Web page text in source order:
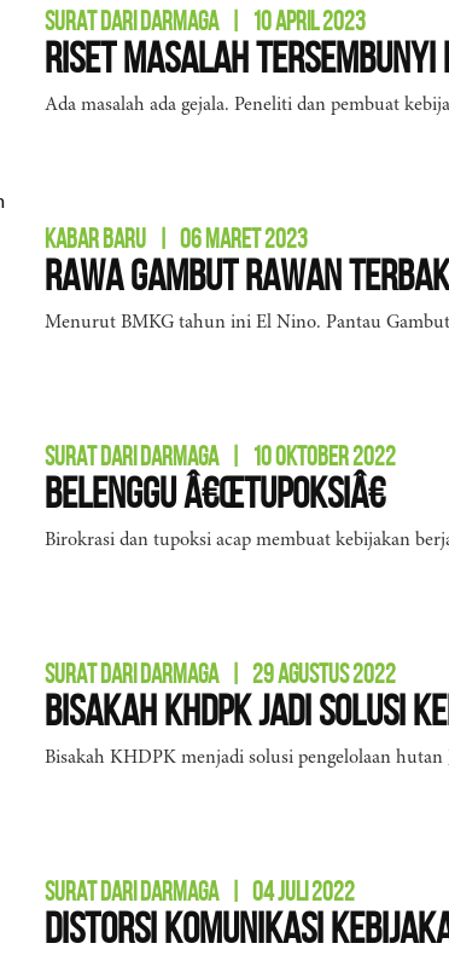
SURAT DARI DARMAGA 10 APRIL 2023
Riset Masalah
Ada masalah ada gejala. Peneliti dan pembuat
KABAR BARU 06 MARET 2023
Rawa Gambut Rawan
Menurut BMKG tahun ini El Nino. Pantau
SURAT DARI DARMAGA 10 OKTOBER 2022
Belenggu â€œTupoksiâ€
Birokrasi dan tupoksi acap membuat kebijakan
SURAT DARI DARMAGA 29 AGUSTUS 2022
Bisakah KHDPK Jadi Solusi
Bisakah KHDPK menjadi solusi pengelolaan hutan
SURAT DARI DARMAGA 04 JULI 2022
Distorsi Komunikasi